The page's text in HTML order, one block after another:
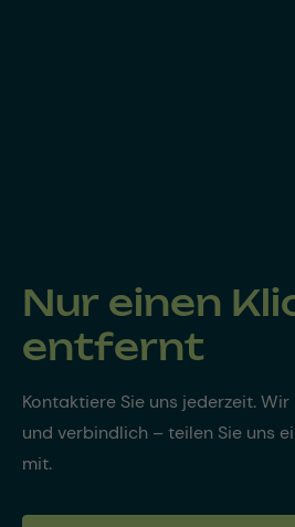
Nur einen
entfernt
Kontaktiere Sie uns jederzeit.
und verbindlich – teilen Sie uns
mit.